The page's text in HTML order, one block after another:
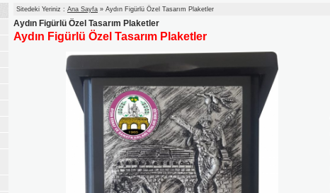
Sitedeki Yeriniz : Ana Sayfa » Aydın Figürlü Özel Tasarım Plaketler
Aydın Figürlü Özel Tasarım Plaketler
Aydın Figürlü Özel Tasarım Plaketler